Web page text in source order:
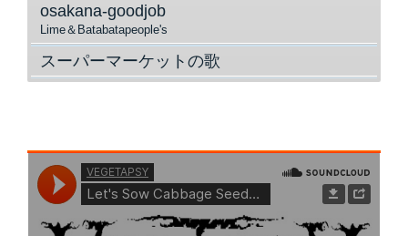
osakana-goodjob
Lime＆Batabatapeople's
スーパーマーケットの歌